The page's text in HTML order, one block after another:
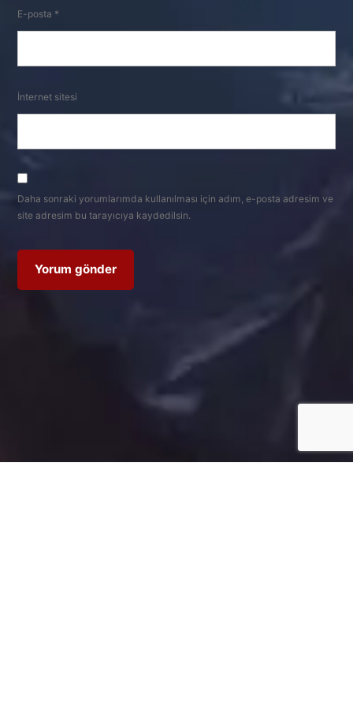
E-posta *
İnternet sitesi
Daha sonraki yorumlarımda kullanılması için adım, e-posta adresim ve
site adresim bu tarayıcıya kaydedilsin.